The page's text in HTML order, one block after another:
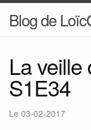
Blog de
La veille
S1E34
Le 03-02-2017